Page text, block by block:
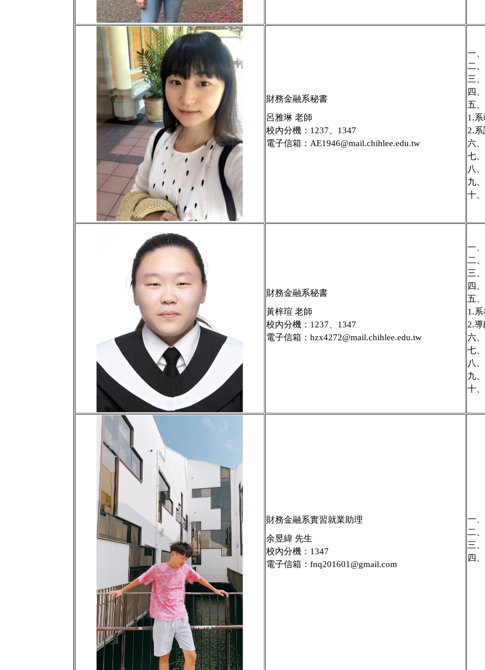
財務金融系秘書
呂雅琳 老師
校內分機：1237、1347
電子信箱：AE1946@mail.chihlee.edu.tw
一
二
三
四
五
1.
2.
六
七
八
九
十
財務金融系秘書
黃梓瑄 老師
校內分機：1237、1347
電子信箱： hzx4272@mail.chihlee.edu.tw
一
二
三
四
五
1.
2.
六
七
八
九
十
財務金融系實習就業助理
余昱緯 先生
校內分機：1347
電子信箱：fnq201601@gmail.com
一
二
三
四